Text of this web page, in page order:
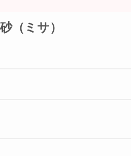
（ミサ）